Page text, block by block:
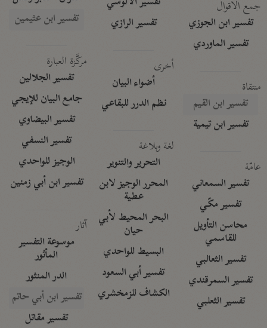
جمع الأقوال
تفسير ابن الجوزي
تفسير الماوردي
منتقاة
تفسير ابن القيم
تفسير ابن تيمية
عامّة
تفسير السمعاني
تفسير مكّي
محاسن التأويل
للقاسمي
تفسير الثعالبي
تفسير السمرقندي
تفسير الثعلبي
تفسير الرازي
أخرى
أضواء البيان
نظم الدرر للبقاعي
لغة وبلاغة
التحرير والتنوير
المحرر الوجيز لابن
عطية
البحر المحيط لأبي
حيان
البسيط للواحدي
تفسير أبي السعود
الكشاف للزمخشري
تفسير ابن عثيمين
مركَّزة العبارة
تفسير الجلالين
جامع البيان للإيجي
تفسير البيضاوي
تفسير النسفي
الوجيز للواحدي
تفسير ابن أبي زمنين
آثار
موسوعة التفسير
المأثور
الدر المنثور
تفسير ابن أبي حاتم
تفسير مقاتل